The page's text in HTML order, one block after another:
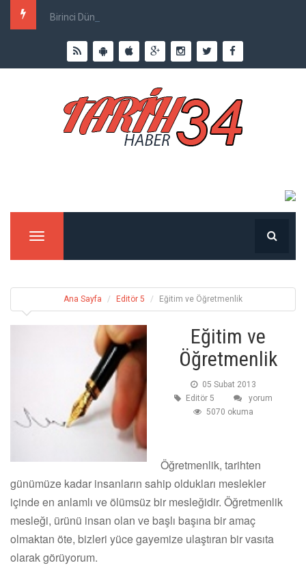
Birinci Dünya Savaşı`nda Ne Kadar İnsan Öldü?
Menu
Ana Sayfa Editör 5 Eğitim ve Öğretmenlik
Eğitim ve
Öğretmenlik
05 Subat 2013
Editör 5
yorum
5070 okuma
Öğretmenlik, tarihten
günümüze kadar insanların sahip oldukları meslekler
içinde en anlamlı ve ölümsüz bir mesleğidir. Öğretmenlik
mesleği, ürünü insan olan ve başlı başına bir amaç
olmaktan öte, bizleri yüce gayemize ulaştıran bir vasıta
olarak görüyorum.